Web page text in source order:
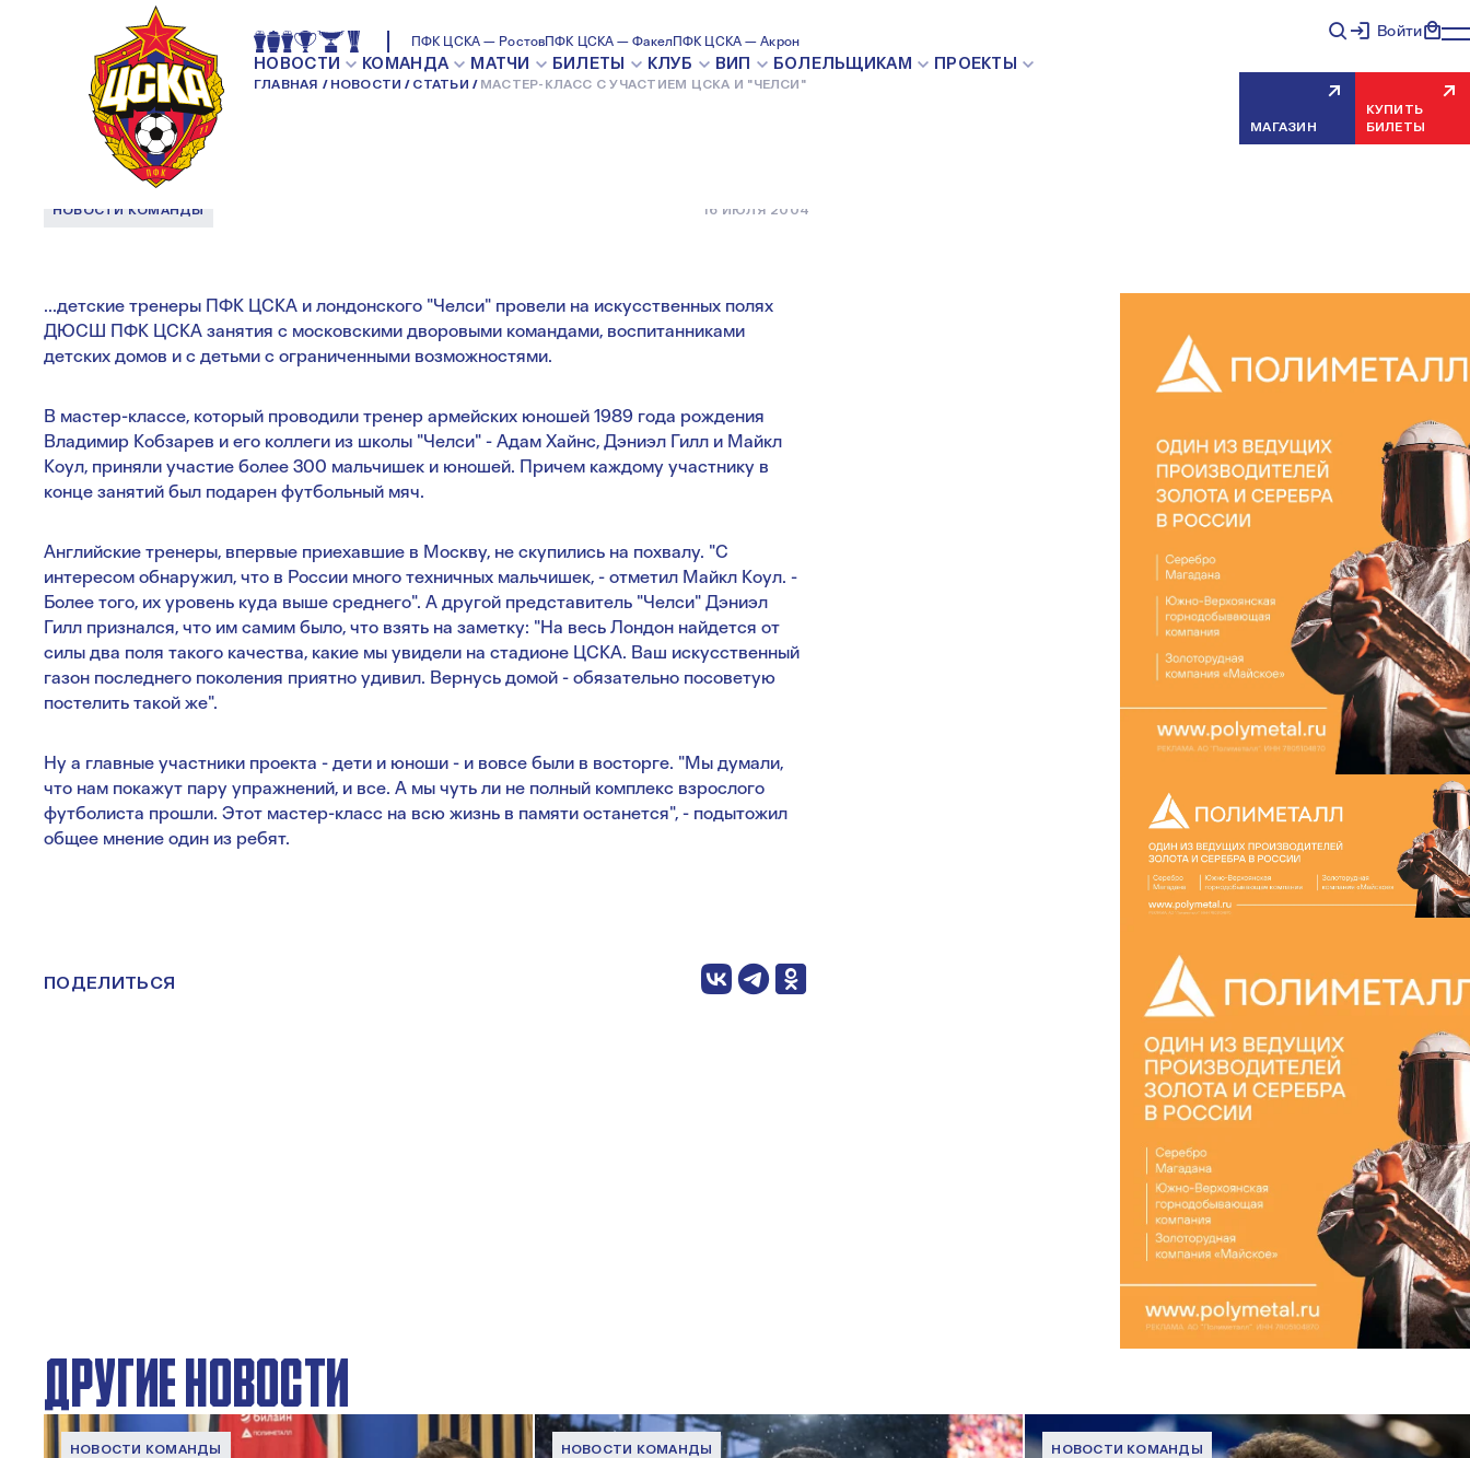
ПФК ЦСКА — РостовПФК ЦСКА — ФакелПФК ЦСКА — Акрон
НОВОСТИ КОМАНДА МАТЧИ БИЛЕТЫ КЛУБ ВИП БОЛЕЛЬЩИКАМ ПРОЕКТЫ
ГЛАВНАЯ НОВОСТИ СТАТЬИ МАСТЕР-КЛАСС С УЧАСТИЕМ ЦСКА И "ЧЕЛСИ"
Войти
МАГАЗИН
КУПИТЬ
БИЛЕТЫ
МАСТЕР-КЛАСС С УЧАСТИЕМ
ЦСКА И "ЧЕЛСИ"
НОВОСТИ КОМАНДЫ 16 ИЮЛЯ 2004
...детские тренеры ПФК ЦСКА и лондонского "Челси" провели на искусственных полях
ДЮСШ ПФК ЦСКА занятия с московскими дворовыми командами, воспитанниками
детских домов и с детьми с ограниченными возможностями.
В мастер-классе, который проводили тренер армейских юношей 1989 года рождения
Владимир Кобзарев и его коллеги из школы "Челси" - Адам Хайнс, Дэниэл Гилл и Майкл
Коул, приняли участие более 300 мальчишек и юношей. Причем каждому участнику в
конце занятий был подарен футбольный мяч.
Английские тренеры, впервые приехавшие в Москву, не скупились на похвалу. "С
интересом обнаружил, что в России много техничных мальчишек, - отметил Майкл Коул. -
Более того, их уровень куда выше среднего". А другой представитель "Челси" Дэниэл
Гилл признался, что им самим было, что взять на заметку: "На весь Лондон найдется от
силы два поля такого качества, какие мы увидели на стадионе ЦСКА. Ваш искусственный
газон последнего поколения приятно удивил. Вернусь домой - обязательно посоветую
постелить такой же".
Ну а главные участники проекта - дети и юноши - и вовсе были в восторге. "Мы думали,
что нам покажут пару упражнений, и все. А мы чуть ли не полный комплекс взрослого
футболиста прошли. Этот мастер-класс на всю жизнь в памяти останется", - подытожил
общее мнение один из ребят.
ПОДЕЛИТЬСЯ
ДРУГИЕ НОВОСТИ
НОВОСТИ КОМАНДЫ НОВОСТИ КОМАНДЫ НОВОСТИ КОМАНДЫ